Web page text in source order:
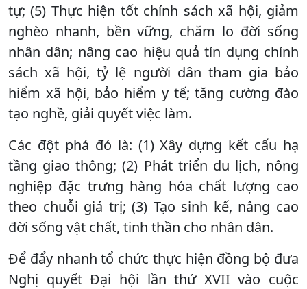
tự; (5) Thực hiện tốt chính sách xã hội, giảm
nghèo nhanh, bền vững, chăm lo đời sống
nhân dân; nâng cao hiệu quả tín dụng chính
sách xã hội, tỷ lệ người dân tham gia bảo
hiểm xã hội, bảo hiểm y tế; tăng cường đào
tạo nghề, giải quyết việc làm.
Các đột phá đó là: (1) Xây dựng kết cấu hạ
tầng giao thông; (2) Phát triển du lịch, nông
nghiệp đặc trưng hàng hóa chất lượng cao
theo chuỗi giá trị; (3) Tạo sinh kế, nâng cao
đời sống vật chất, tinh thần cho nhân dân.
Để đẩy nhanh tổ chức thực hiện đồng bộ đưa
Nghị quyết Đại hội lần thứ XVII vào cuộc